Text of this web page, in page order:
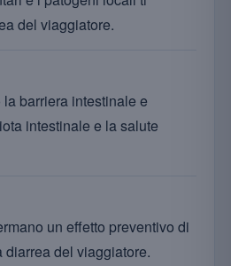
del viaggiatore.
barriera intestinale e
intestinale e la salute
un effetto preventivo di
del viaggiatore.